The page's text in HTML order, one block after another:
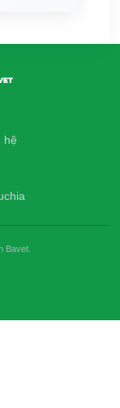
hệ
Bavet.